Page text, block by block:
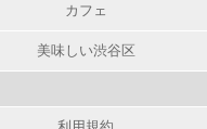
カフェ
美味しい渋谷区